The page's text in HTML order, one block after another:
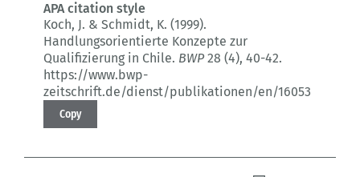
APA citation style
Koch, J. & Schmidt, K. (1999).
Handlungsorientierte Konzepte zur
Qualifizierung in Chile. BWP28 (4), 40-42.
https://www.bwp-
zeitschrift.de/dienst/publikationen/en/16053
Copy